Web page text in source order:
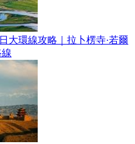
大環線攻略｜拉卜楞寺·若爾